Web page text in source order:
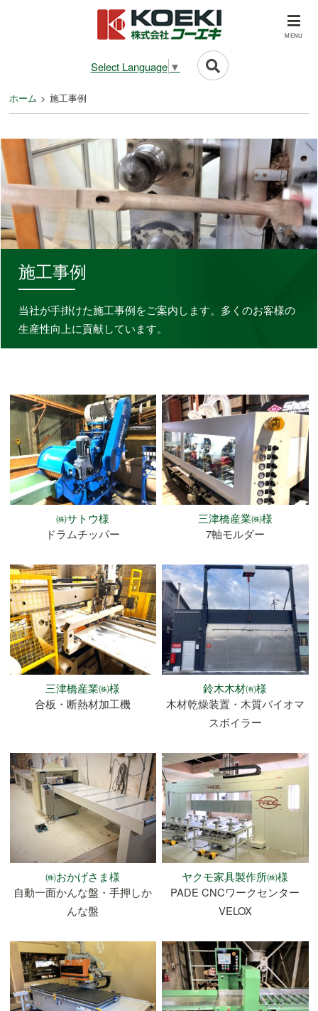
Select Language ▼
MENU
ホーム 施工事例
施工事例
当社が手掛けた施工事例をご案内します。 多くのお客様の
生産性向上に貢献しています。
㈱サトウ様
ドラムチッパー
三津橋産業㈱様
7軸モルダー
三津橋産業㈱様
合板・断熱材加工機
鈴木木材㈲様
木材乾燥装置・木質バイオマ
スボイラー
㈱おかげさま様
自動一面かんな盤・手押しか
んな盤
ヤクモ家具製作所㈱様
PADE CNCワークセンター
VELOX